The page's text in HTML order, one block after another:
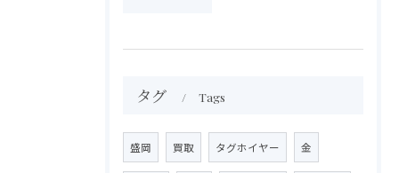
タグ Tags
盛岡 買取 タグホイヤー 金